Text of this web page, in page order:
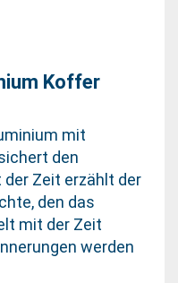
Koffer
mit
den
Zeit erzählt der
den das
mit der Zeit
werden